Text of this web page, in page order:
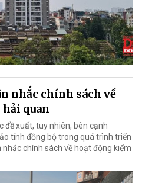
nhắc chính sách về
quan
đề xuất, tuy nhiên, bên cạnh
tính đồng bộ trong quá trình triển
nhắc chính sách về hoạt động kiểm